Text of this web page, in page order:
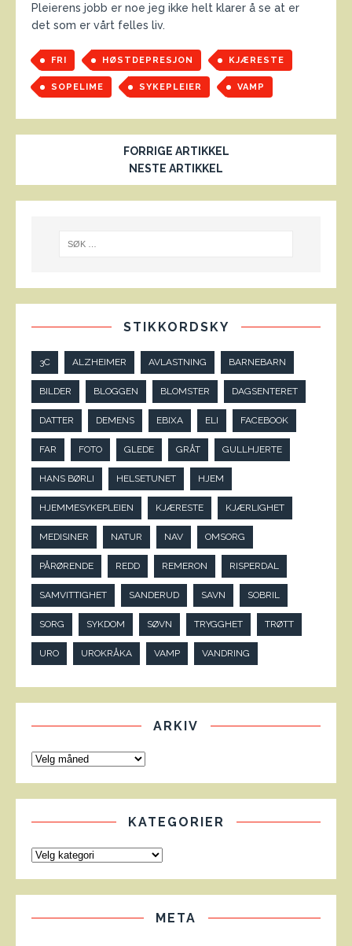
Pleierens jobb er noe jeg ikke helt klarer å se at er
det som er vårt felles liv.
FRI HØSTDEPRESJON KJÆRESTE
SOPELIME SYKEPLEIER VAMP
FORRIGE ARTIKKEL
NESTE ARTIKKEL
STIKKORDSKY
3C ALZHEIMER AVLASTNING BARNEBARN
BILDER BLOGGEN BLOMSTER DAGSENTERET
DATTER DEMENS EBIXA ELI FACEBOOK
FAR FOTO GLEDE GRÅT GULLHJERTE
HANS BØRLI HELSETUNET HJEM
HJEMMESYKEPLEIEN KJÆRESTE KJÆRLIGHET
MEDISINER NATUR NAV OMSORG
PÅRØRENDE REDD REMERON RISPERDAL
SAMVITTIGHET SANDERUD SAVN SOBRIL
SORG SYKDOM SØVN TRYGGHET TRØTT
URO UROKRÅKA VAMP VANDRING
ARKIV
KATEGORIER
META